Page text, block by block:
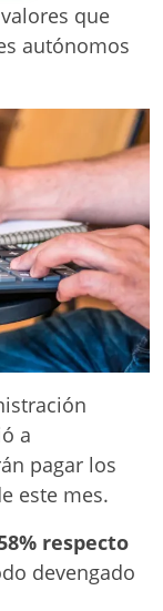
que
autónomos
a
pagar los
este mes.
respecto
devengado